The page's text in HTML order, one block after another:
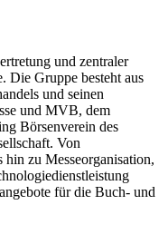
und zentraler
Die Gruppe besteht aus
und seinen
und MVB, dem
Börsenverein des
Von
zu Messeorganisation,
für die Buch- und